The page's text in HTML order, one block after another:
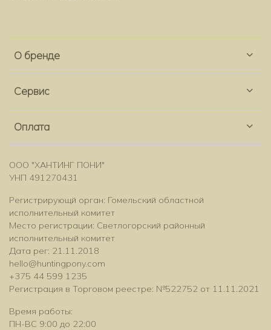
О бренде
Сервис
Оплата
ООО "ХАНТИНГ ПОНИ"
УНП 491270431
Регистрирующй орган: Гомельский областной
исполнительный комитет
Место регистрации: Светлогорский районный
исполнительный комитет
Дата рег: 21.11.2018
hello@huntingpony.com
+375 44 599 1235
Регистрация в Торговом реестре: №522752 от 11.11.2021
Время работы:
ПН-ВС 9:00 до 22:00